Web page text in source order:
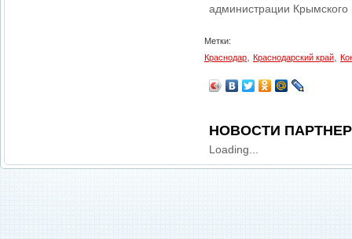
администрации Крымского
Метки:
Краснодар
Краснодарский край
НОВОСТИ
Loading...